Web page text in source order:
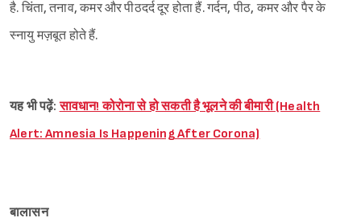
है. चिंता, तनाव, कमर और पीठदर्द दूर होता हैं. गर्दन, पीठ, कमर और पैर के
स्नायु मज़बूत होते हैं.
यह भी पढ़ें:सावधान! कोरोना से हो सकती है भूलने की बीमारी (Health
Alert: Amnesia Is Happening After Corona)
बालासन